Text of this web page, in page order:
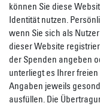
können Sie diese
Identität nutzen.
wenn Sie sich als
dieser Website
der Spenden angeben
unterliegt es Ihrer
Angaben jeweils
ausfüllen. Die